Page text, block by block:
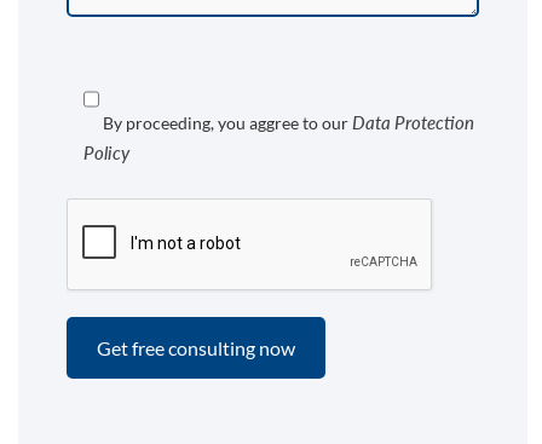
By proceeding, you aggree to our Data Protection
Policy